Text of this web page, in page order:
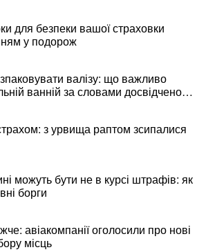
для безпеки вашої страховки
у подорож
валізу: що важливо
ванній за словами досвідченої
з урвища раптом зсипалися
можуть бути не в курсі штрафів: як
борги
авіакомпанії оголосили про нові
місць